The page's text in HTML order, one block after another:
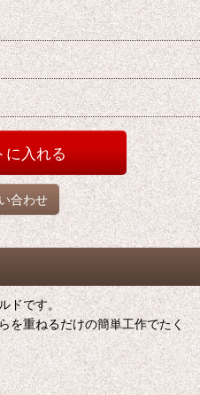
に入れる
合わせ
ドです。
を重ねるだけの簡単工作でたく